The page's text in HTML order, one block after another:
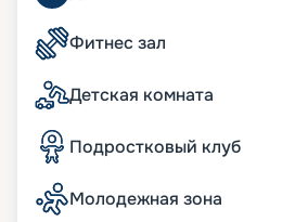
вас ждут удобные шезлонги на
Восстановить силы помогут
Spa и Wellness-центр. Также к
фитнес-зал, сауна, джакузи, 4D-
множество других развлечений.
путешественников обустроены
игровые зоны, подростковые
водяные горки.
Вы можете купить путевку на
Фитнес зал
Детская комната
Подростковый клуб
Молодежная зона